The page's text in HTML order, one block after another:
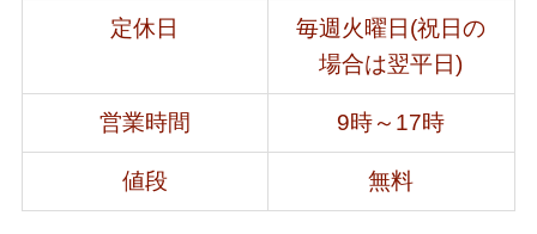
定休日
毎週火曜日(祝日の
場合は翌平日)
営業時間 9時～17時
値段 無料